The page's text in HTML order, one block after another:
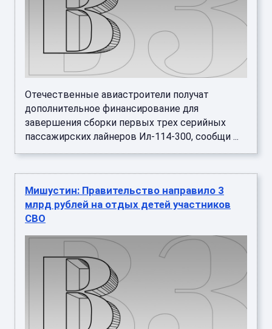
Отечественные авиастроители получат
дополнительное финансирование для
завершения сборки первых трех серийных
пассажирских лайнеров Ил-114-300, сообщи ...
Мишустин: Правительство направило 3
млрд рублей на отдых детей участников
СВО